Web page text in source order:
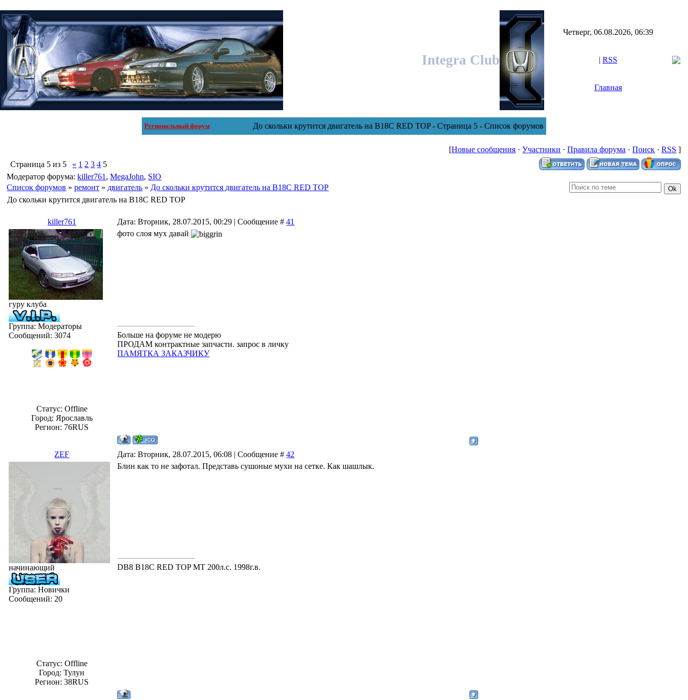
Integra Club
Четверг, 06.08.2026, 06:39
| RSS
Главная
Региональный форум До скольки крутится двигатель на B18C RED TOP - Страница 5 - Список форумов
[Новые сообщения ·Участники ·Правила форума ·Поиск ·RSS ]
Страница 5 из 5 « 1 2 3 4 5
Модератор форума:killer761 ,MegaJohn, SIO
Список форумов » ремонт » двигатель » До скольки крутится двигатель на B18C RED TOP
До скольки крутится двигатель на B18C RED TOP
killer761 Дата: Вторник, 28.07.2015, 00:29 | Сообщение #41
гуру клуба
Группа: Модераторы
Сообщений:3074
Статус: Offline
Город: Ярославль
Регион: 76RUS
фото слоя мух давай
Больше на форуме не модерю
ПРОДАМ контрактные запчасти. запрос в личку
ПАМЯТКА ЗАКАЗЧИКУ
ZEF Дата: Вторник, 28.07.2015, 06:08 | Сообщение #42
начинающий
Группа: Новички
Сообщений: 20
Статус: Offline
Город: Тулун
Регион: 38RUS
Блин как то не зафотал. Представь сушоные муxи на сетке. Как шашлык.
DB8 B18C RED TOP MT 200л.с. 1998г.в.